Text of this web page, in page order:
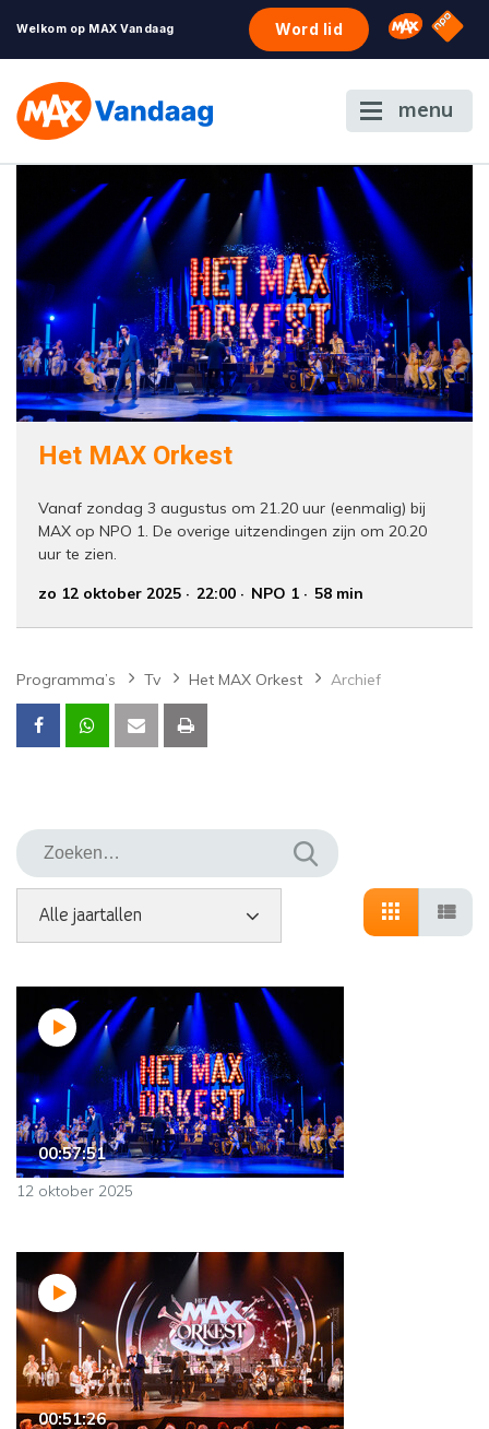
Welkom op MAX Vandaag Word lid Omroep
NPO
menu
Het MAX Orkest
Vanaf zondag 3 augustus om 21.20 uur (eenmalig) bij
MAX op NPO 1. De overige uitzendingen zijn om 20.20
uur te zien.
zo 12 oktober 2025
22:00 NPO 1 58 min
Programma’s Tv Het MAX Orkest Archief
00:57:51
12 oktober 2025
00:51:26